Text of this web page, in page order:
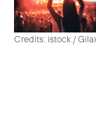
Credits: istock /